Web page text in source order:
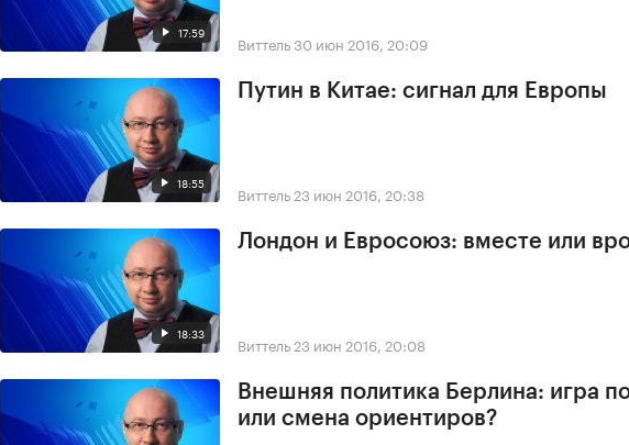
17:59 Виттель30 июн 2016, 20:09
18:55
Путин в Китае: сигнал для Европы
Виттель 23 июн 2016, 20:38
18:33
Лондон и Евросоюз: вместе или
Виттель 23 июн 2016, 20:08
Внешняя политика Берлина: игра
или смена ориентиров?